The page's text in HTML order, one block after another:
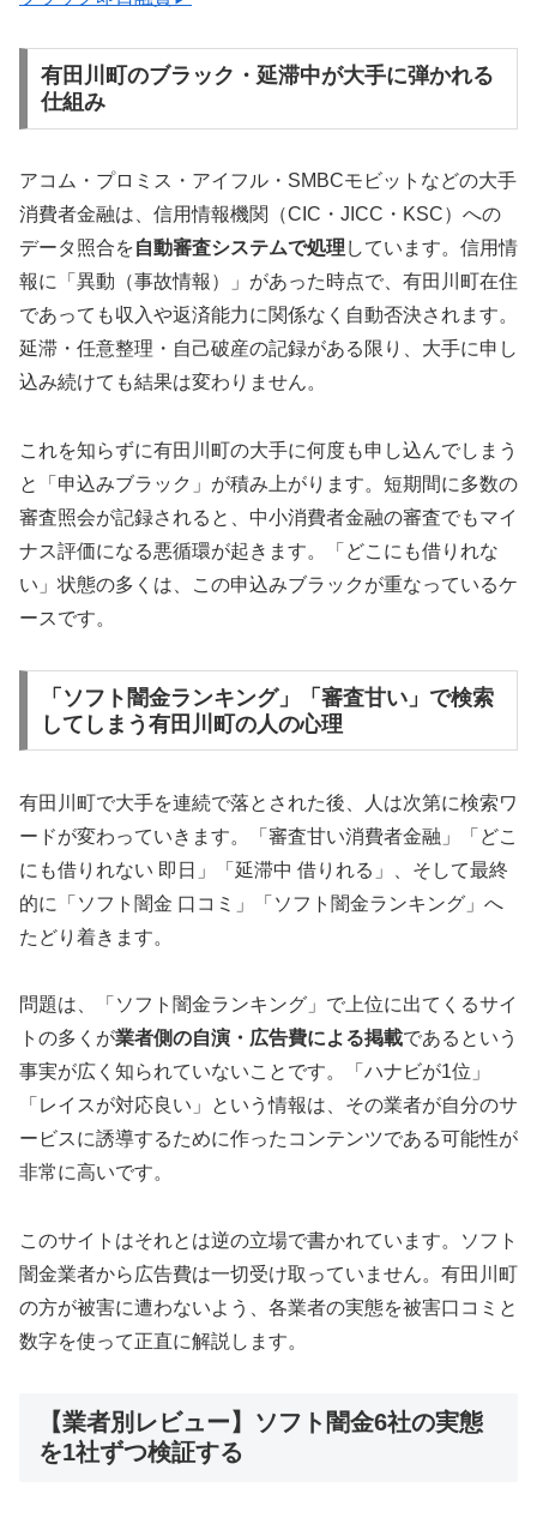
有田川町のブラック・延滞中が大手に弾かれる
仕組み
アコム・プロミス・アイフル・SMBCモビットなどの大手
消費者金融は、信用情報機関（CIC・JICC・KSC）への
データ照合を自動審査システムで処理 しています。信用情
報に「異動（事故情報）」があった時点で、有田川町在住
であっても収入や返済能力に関係なく自動否決されます。
延滞・任意整理・自己破産の記録がある限り、大手に申し
込み続けても結果は変わりません。
これを知らずに有田川町の大手に何度も申し込んでしまう
と「申込みブラック」が積み上がります。短期間に多数の
審査照会が記録されると、中小消費者金融の審査でもマイ
ナス評価になる悪循環が起きます。「どこにも借りれな
い」状態の多くは、この申込みブラックが重なっているケ
ースです。
「ソフト闇金ランキング」「審査甘い」で検索
してしまう有田川町の人の心理
有田川町で大手を連続で落とされた後、人は次第に検索ワ
ードが変わっていきます。「審査甘い消費者金融」「どこ
にも借りれない 即日」「延滞中 借りれる」、そして最終
的に「ソフト闇金 口コミ」「ソフト闇金ランキング」へ
たどり着きます。
問題は、「ソフト闇金ランキング」で上位に出てくるサイ
トの多くが業者側の自演・広告費による掲載であるという
事実が広く知られていないことです。「ハナビが1位」
「レイスが対応良い」という情報は、その業者が自分のサ
ービスに誘導するために作ったコンテンツである可能性が
非常に高いです。
このサイトはそれとは逆の立場で書かれています。ソフト
闇金業者から広告費は一切受け取っていません。有田川町
の方が被害に遭わないよう、各業者の実態を被害口コミと
数字を使って正直に解説します。
【業者別レビュー】ソフト闇金6社の実態
を1社ずつ検証する